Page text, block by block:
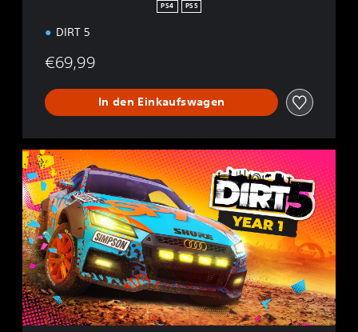
PS4 PS5
DIRT 5
€69,99
In den Einkaufswagen
Y
e
a
r
O
n
e
E
d
i
t
i